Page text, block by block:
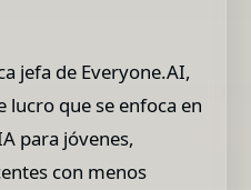
jefa de Everyone.AI,
lucro que se enfoca en
para jóvenes,
con menos